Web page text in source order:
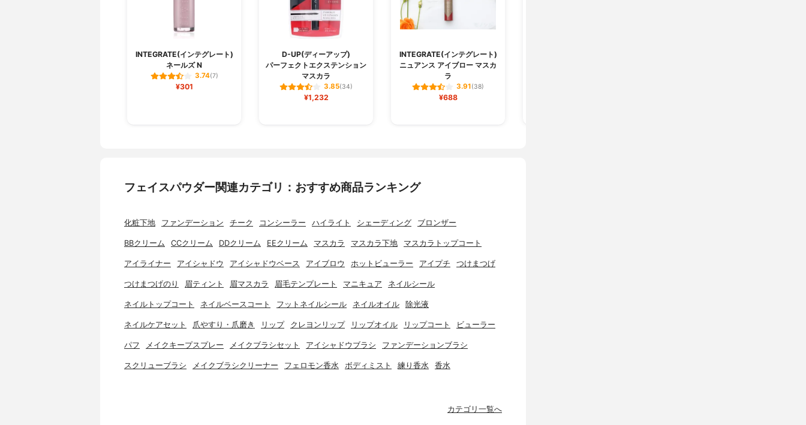
INTEGRATE(インテグレート)
ネールズ N
3.74(7)
¥301
D-UP(ディーアップ)
パーフェクトエクステンション
マスカラ
3.85(34)
¥1,232
INTEGRATE(インテグレート)
ニュアンス アイブロー マスカ
ラ
3.91(38)
¥688
フェイスパウダー関連カテゴリ：おすすめ商品ランキング
化粧下地 ファンデーション チーク コンシーラー ハイライト シェーディング ブロンザー
BBクリーム CCクリーム DDクリーム EEクリーム マスカラ マスカラ下地 マスカラトップコート
アイライナー アイシャドウ アイシャドウベース アイブロウ ホットビューラー アイプチ つけまつげ
つけまつげのり 眉ティント 眉マスカラ 眉毛テンプレート マニキュア ネイルシール
ネイルトップコート ネイルベースコート フットネイルシール ネイルオイル 除光液
ネイルケアセット 爪やすり・爪磨き リップ クレヨンリップ リップオイル リップコート ビューラー
パフ メイクキープスプレー メイクブラシセット アイシャドウブラシ ファンデーションブラシ
スクリューブラシ メイクブラシクリーナー フェロモン香水 ボディミスト 練り香水 香水
カテゴリ一覧へ